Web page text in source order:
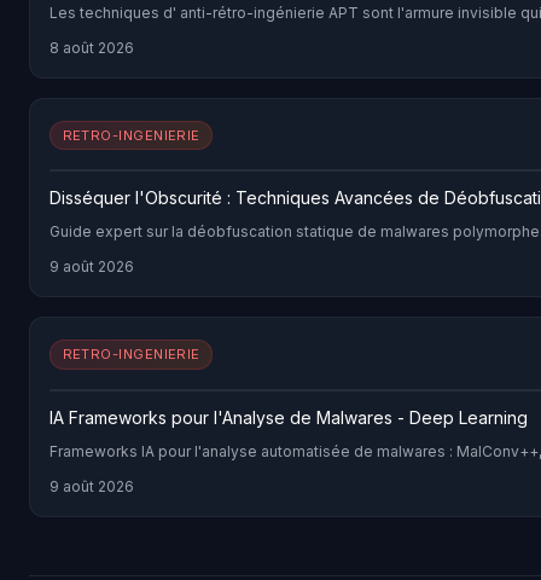
Les techniques d' anti-rétro-ingénierie APT sont l'armure invisible
8 août 2026
RETRO-INGENIERIE
Disséquer l'Obscurité : Techniques Avancées de
Guide expert sur la déobfuscation statique de malwares
9 août 2026
RETRO-INGENIERIE
IA Frameworks pour l'Analyse de Malwares - Deep Learning
Frameworks IA pour l'analyse automatisée de malwares :
9 août 2026